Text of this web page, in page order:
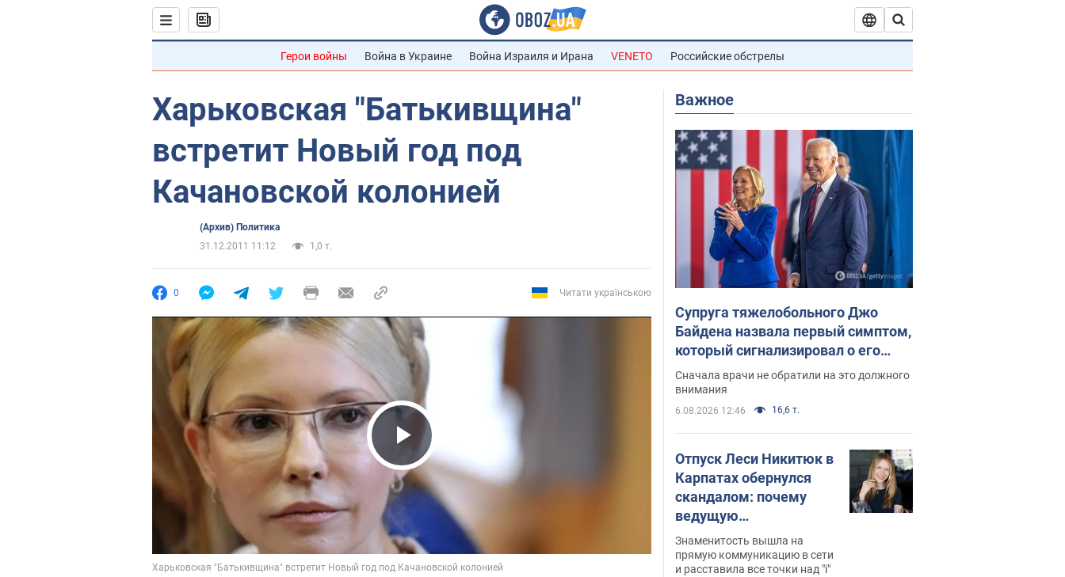
Герои войны Война в Украине Война Израиля и Ирана VENETO Российские обстрелы
Харьковская "Батькивщина"
встретит Новый год под
Качановской колонией
(Архив) Политика
31.12.2011 11:12
1,0 т.
0 Читати українською
Play Video
Важное
Супруга тяжелобольного Джо
Байдена назвала первый симптом,
который сигнализировал о его
"агрессивном" раке
Сначала врачи не обратили на это должного
внимания
6.08.2026 12:46 16,6 т.
Отпуск Леси Никитюк в
Карпатах обернулся
скандалом: почему
ведущую
несправедливо
захейтили
Знаменитость вышла на
прямую коммуникацию в сети
и расставила все точки над "i"